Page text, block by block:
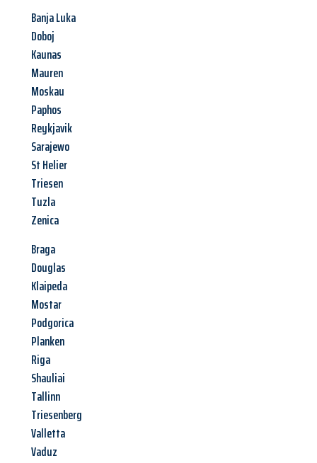
Banja Luka
Doboj
Kaunas
Mauren
Moskau
Paphos
Reykjavik
Sarajewo
St Helier
Triesen
Tuzla
Zenica
Braga
Douglas
Klaipeda
Mostar
Podgorica
Planken
Riga
Shauliai
Tallinn
Triesenberg
Valletta
Vaduz